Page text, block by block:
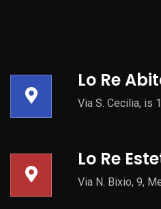
Lo Re
Via S. Cecilia, is
Lo Re
Via N. Bixio, 9,